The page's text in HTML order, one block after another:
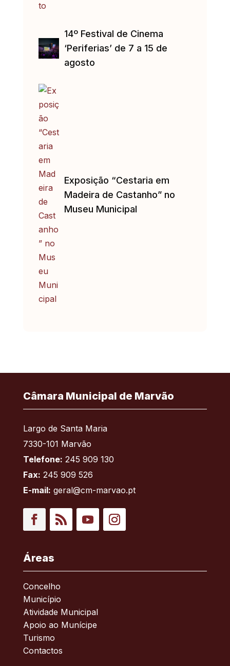
14º Festival de Cinema
‘Periferias’ de 7 a 15 de
agosto
Exposição “Cestaria em
Madeira de Castanho” no
Museu Municipal
Câmara Municipal de Marvão
Largo de Santa Maria
7330-101 Marvão
Telefone: 245 909 130
Fax: 245 909 526
E-mail: geral@cm-marvao.pt
Áreas
Concelho
Município
Atividade Municipal
Apoio ao Munícipe
Turismo
Contactos